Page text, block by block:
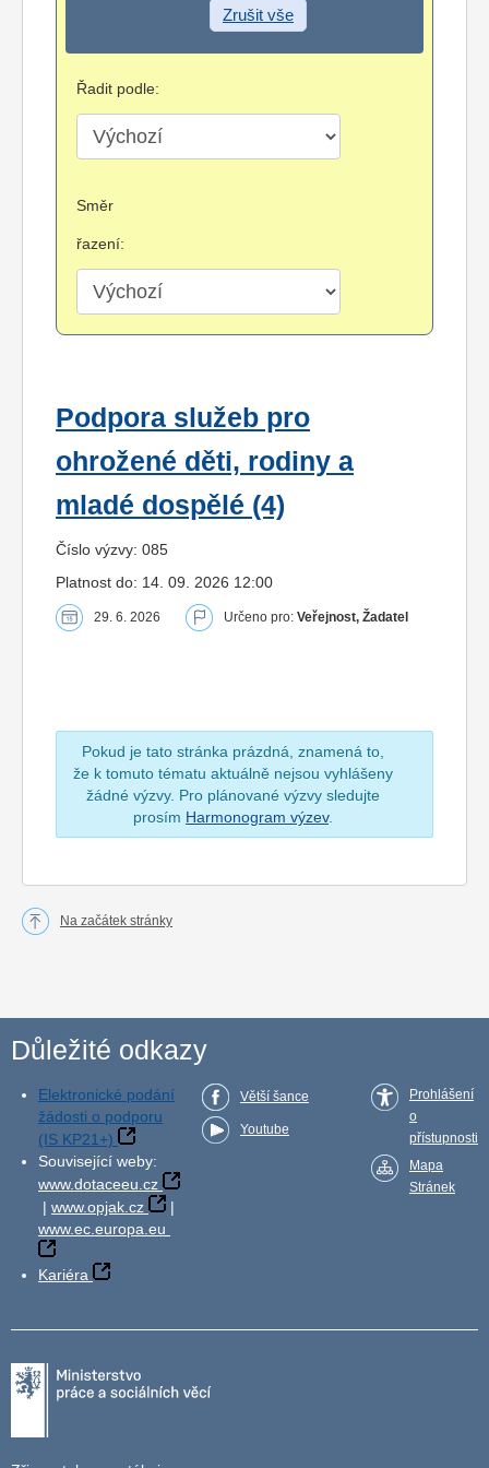
Zrušit vše
Řadit podle:
Směr
řazení:
Podpora služeb pro
ohrožené děti, rodiny a
mladé dospělé (4)
Číslo výzvy: 085
Platnost do: 14. 09. 2026 12:00
29. 6. 2026 Určeno pro: Veřejnost, Žadatel
Pokud je tato stránka prázdná, znamená to,
že k tomuto tématu aktuálně nejsou vyhlášeny
žádné výzvy. Pro plánované výzvy sledujte
prosím Harmonogram výzev.
Na začátek stránky
Důležité odkazy
Elektronické podání
žádosti o podporu
(IS KP21+)
Související weby:
www.dotaceeu.cz
| www.opjak.cz
|
www.ec.europa.eu
Kariéra
Větší šance
Youtube
Prohlášení
o
přístupnosti
Mapa
Stránek